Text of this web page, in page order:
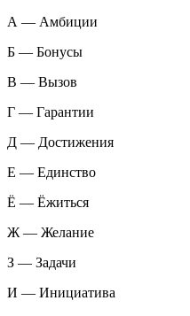
А — Амбиции
Б — Бонусы
В — Вызов
Г — Гарантии
Д — Достижения
Е — Единство
Ё — Ёжиться
Ж — Желание
З — Задачи
И — Инициатива